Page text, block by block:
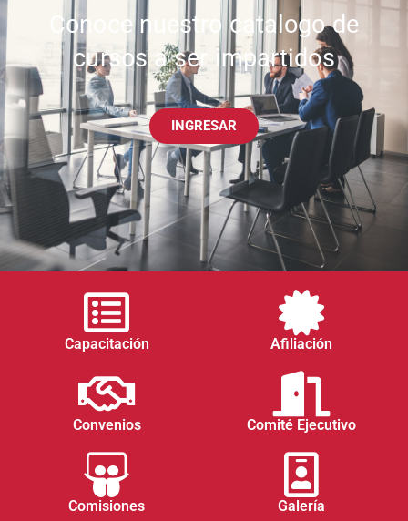
Conoce nuestro catalogo de
cursos a ser impartidos
INGRESAR
Capacitación Afiliación
Convenios Comité Ejecutivo
Comisiones Galería